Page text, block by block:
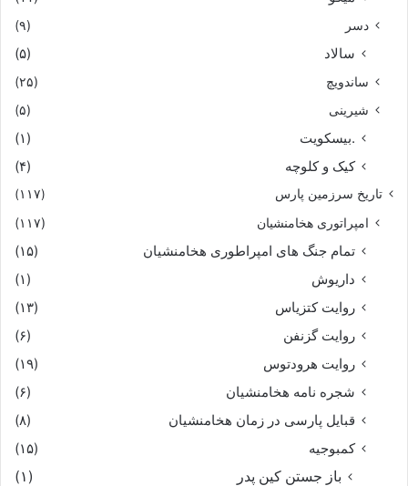
دسر (۹)
سالاد (۵)
ساندویچ
(۲۵)
شیرینی
(۵)
.بیسکویت
(۱)
کیک و کلوچه
(۴)
تاریخ سرزمین پارس (۱۱۷)
امپراتوری هخامنشیان (۱۱۷)
تمام جنگ های امپراطوری هخامنشیان
(۱۵)
داریوش
(۱)
روایت کتزیاس
(۱۳)
روایت گزنفن
(۶)
روایت هرودتوس
(۱۹)
شجره نامه هخامنشیان
(۶)
قبایل پارسی در زمان هخامنشیان
(۸)
کمبوجیه
(۱۵)
باز جستن کین پدر
(۱)